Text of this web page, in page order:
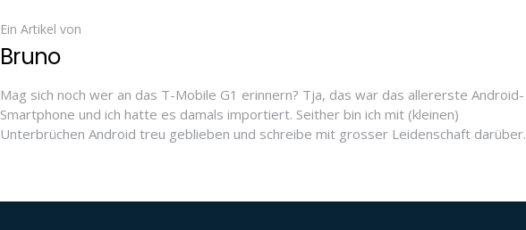
Ein Artikel von
Bruno
Mag sich noch wer an das T-Mobile G1 erinnern? Tja, das war das allererste Android-
Smartphone und ich hatte es damals importiert. Seither bin ich mit (kleinen)
Unterbrüchen Android treu geblieben und schreibe mit grosser Leidenschaft darüber.